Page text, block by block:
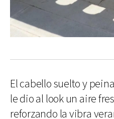
El cabello suelto y
le dio al look un aire
reforzando la vibra